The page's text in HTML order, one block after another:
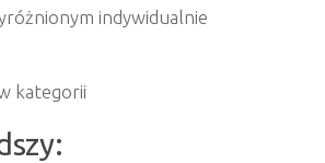
indywidualnie
kategorii